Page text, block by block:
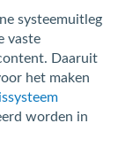
systeemuitleg
vaste
Daaruit
het maken
worden in